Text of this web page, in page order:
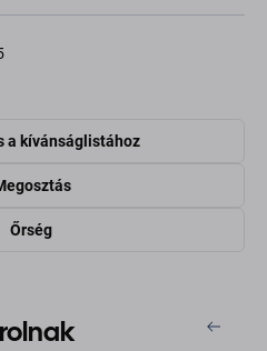
a kívánságlistához
Őrség